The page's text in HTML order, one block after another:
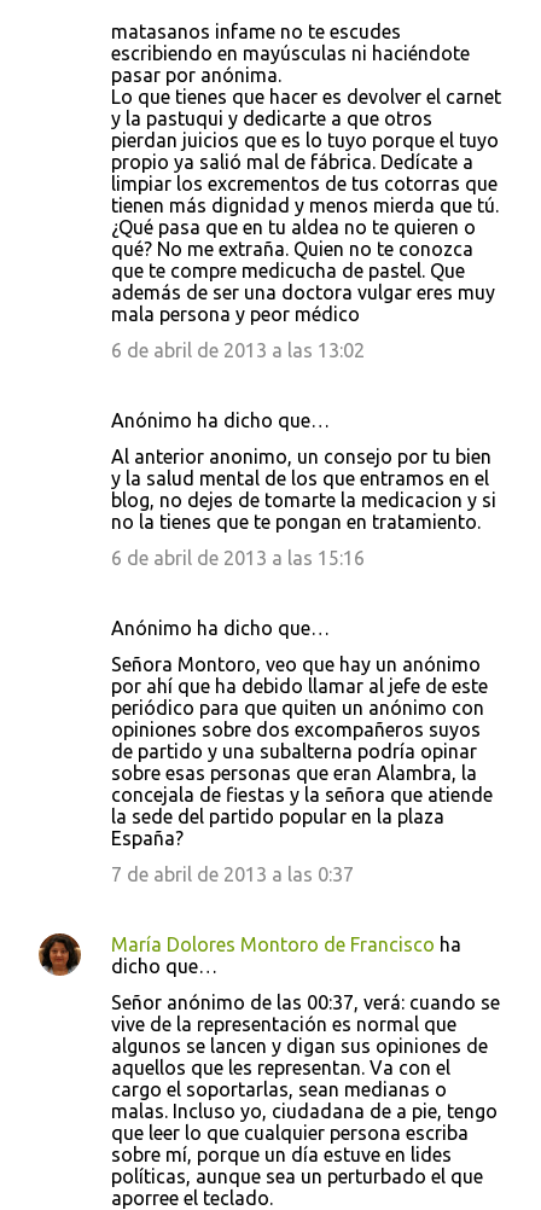
matasanos infame no te escudes
escribiendo en mayúsculas ni haciéndote
pasar por anónima.
Lo que tienes que hacer es devolver el carnet
y la pastuqui y dedicarte a que otros
pierdan juicios que es lo tuyo porque el tuyo
propio ya salió mal de fábrica. Dedícate a
limpiar los excrementos de tus cotorras que
tienen más dignidad y menos mierda que tú.
¿Qué pasa que en tu aldea no te quieren o
qué? No me extraña. Quien no te conozca
que te compre medicucha de pastel. Que
además de ser una doctora vulgar eres muy
mala persona y peor médico
6 de abril de 2013 a las 13:02
Anónimo ha dicho que…
Al anterior anonimo, un consejo por tu bien
y la salud mental de los que entramos en el
blog, no dejes de tomarte la medicacion y si
no la tienes que te pongan en tratamiento.
6 de abril de 2013 a las 15:16
Anónimo ha dicho que…
Señora Montoro, veo que hay un anónimo
por ahí que ha debido llamar al jefe de este
periódico para que quiten un anónimo con
opiniones sobre dos excompañeros suyos
de partido y una subalterna podría opinar
sobre esas personas que eran Alambra, la
concejala de fiestas y la señora que atiende
la sede del partido popular en la plaza
España?
7 de abril de 2013 a las 0:37
María Dolores Montoro de Francisco ha
dicho que…
Señor anónimo de las 00:37, verá: cuando se
vive de la representación es normal que
algunos se lancen y digan sus opiniones de
aquellos que les representan. Va con el
cargo el soportarlas, sean medianas o
malas. Incluso yo, ciudadana de a pie, tengo
que leer lo que cualquier persona escriba
sobre mí, porque un día estuve en lides
políticas, aunque sea un perturbado el que
aporree el teclado.